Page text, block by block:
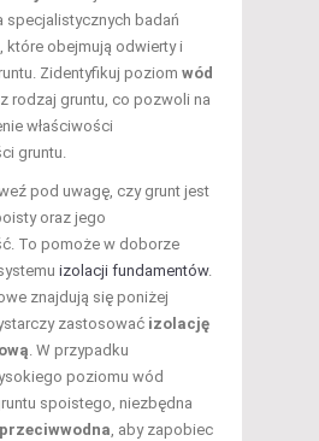
specjalistycznych badań
które obejmują odwierty i
Zidentyfikuj poziom wód
rodzaj gruntu, co pozwoli na
właściwości
gruntu.
pod uwagę, czy grunt jest
oraz jego
To pomoże w doborze
izolacji fundamentów.
znajdują się poniżej
zastosować izolację
. W przypadku
poziomu wód
spoistego, niezbędna
, aby zapobiec